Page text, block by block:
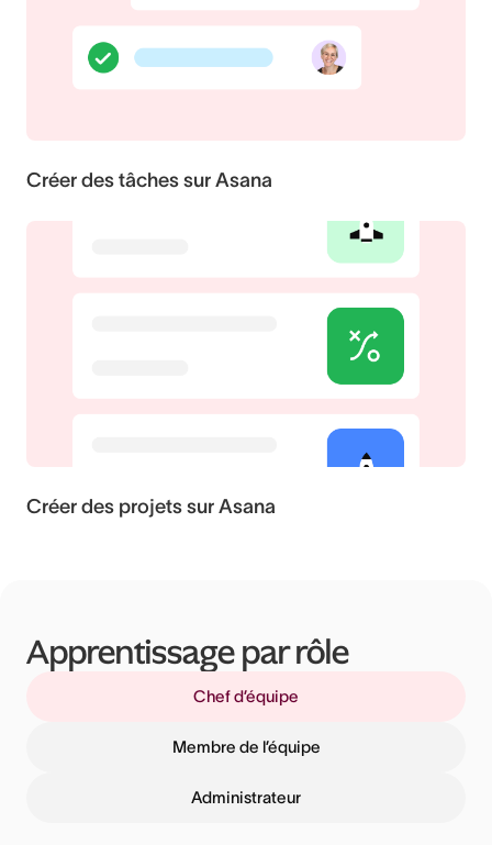
Créer des tâches sur Asana
Créer des projets sur Asana
Apprentissage par rôle
Chef d’équipe
Membre de l’équipe
Administrateur